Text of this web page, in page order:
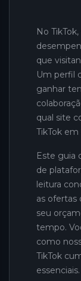
No
que
Um perfil
ganhar
qual site
TikTok em
Este guia
de
leitura
as ofertas
seu
tempo.
como
TikTok
essenciais.